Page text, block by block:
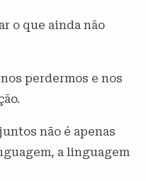
o que ainda não
perdermos e nos
não é apenas
a linguagem